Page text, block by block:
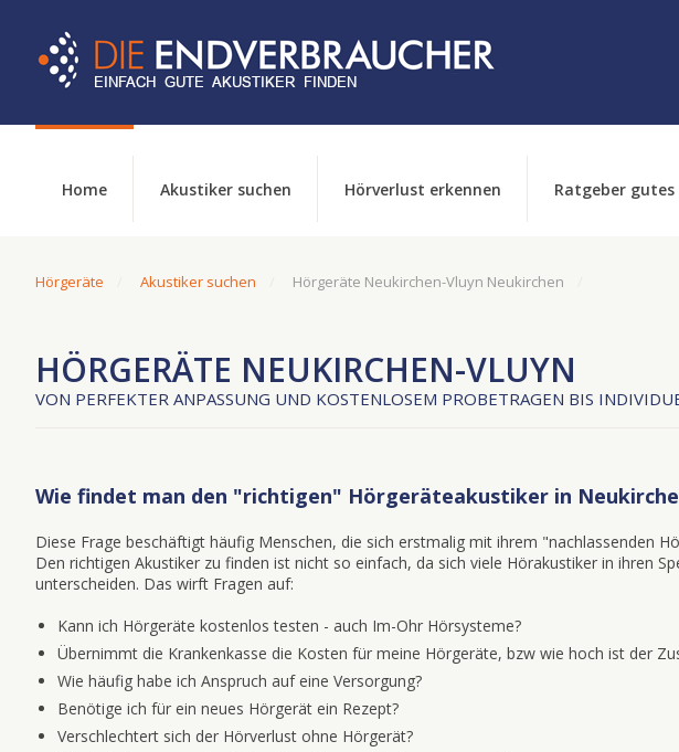
Home Akustiker suchen Hörverlust erkennen Ratgeber gutes
Hörgeräte Akustiker suchen Hörgeräte Neukirchen-Vluyn Neukirchen
HÖRGERÄTE NEUKIRCHEN-VLUYN
VON PERFEKTER ANPASSUNG UND KOSTENLOSEM PROBETRAGEN BIS
Wie findet man den "richtigen" Hörgeräteakustiker in
Diese Frage beschäftigt häufig Menschen, die sich erstmalig mit ihrem "nachlassenden
Den richtigen Akustiker zu finden ist nicht so einfach, da sich viele Hörakustiker in ihren
unterscheiden. Das wirft Fragen auf:
Kann ich Hörgeräte kostenlos testen - auch Im-Ohr Hörsysteme?
Übernimmt die Krankenkasse die Kosten für meine Hörgeräte, bzw wie hoch ist der
Wie häufig habe ich Anspruch auf eine Versorgung?
Benötige ich für ein neues Hörgerät ein Rezept?
Verschlechtert sich der Hörverlust ohne Hörgerät?